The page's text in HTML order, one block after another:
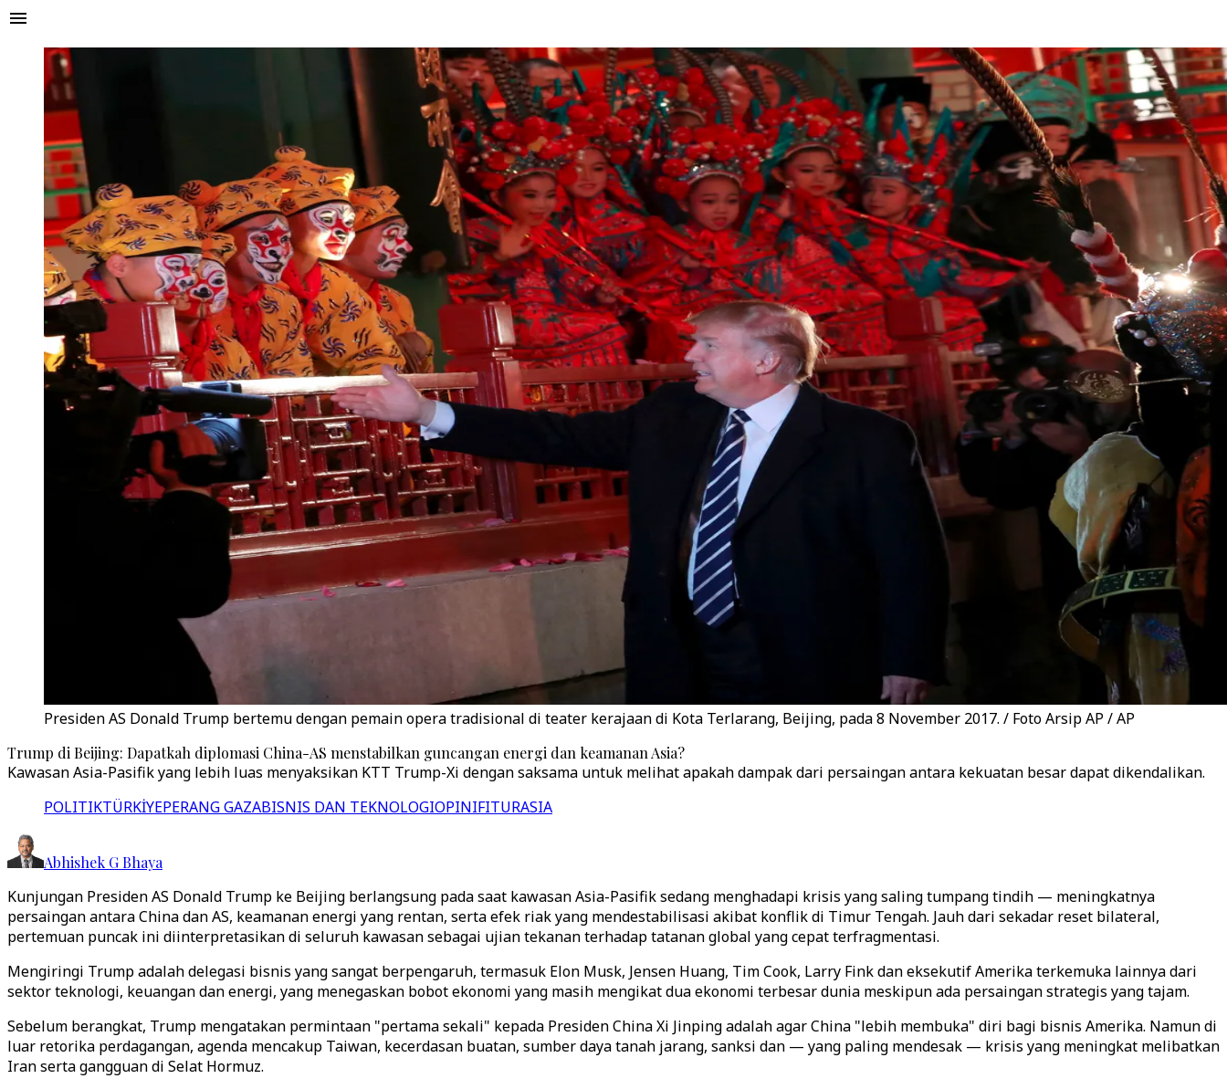
Presiden AS Donald Trump bertemu dengan pemain opera tradisional di teater kerajaan di Kota Terlarang, Beijing, pada 8 November 2017. / Foto Arsip AP / AP
Trump di Beijing: Dapatkah diplomasi China-AS menstabilkan guncangan energi dan keamanan Asia?
Kawasan Asia-Pasifik yang lebih luas menyaksikan KTT Trump-Xi dengan saksama untuk melihat apakah dampak dari persaingan antara kekuatan besar dapat dikendalikan.
POLITIKTÜRKİYEPERANG GAZABISNIS DAN TEKNOLOGIOPINIFITURASIA
Abhishek G Bhaya
Kunjungan Presiden AS Donald Trump ke Beijing berlangsung pada saat kawasan Asia-Pasifik sedang menghadapi krisis yang saling tumpang tindih — meningkatnya
persaingan antara China dan AS, keamanan energi yang rentan, serta efek riak yang mendestabilisasi akibat konflik di Timur Tengah. Jauh dari sekadar reset bilateral,
pertemuan puncak ini diinterpretasikan di seluruh kawasan sebagai ujian tekanan terhadap tatanan global yang cepat terfragmentasi.
Mengiringi Trump adalah delegasi bisnis yang sangat berpengaruh, termasuk Elon Musk, Jensen Huang, Tim Cook, Larry Fink dan eksekutif Amerika terkemuka lainnya dari
sektor teknologi, keuangan dan energi, yang menegaskan bobot ekonomi yang masih mengikat dua ekonomi terbesar dunia meskipun ada persaingan strategis yang tajam.
Sebelum berangkat, Trump mengatakan permintaan "pertama sekali" kepada Presiden China Xi Jinping adalah agar China "lebih membuka" diri bagi bisnis Amerika. Namun di
luar retorika perdagangan, agenda mencakup Taiwan, kecerdasan buatan, sumber daya tanah jarang, sanksi dan — yang paling mendesak — krisis yang meningkat melibatkan
Iran serta gangguan di Selat Hormuz.